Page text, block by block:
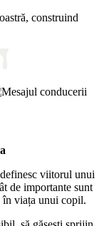
construind
viitorul unui
de importante sunt
în viața unui copil.